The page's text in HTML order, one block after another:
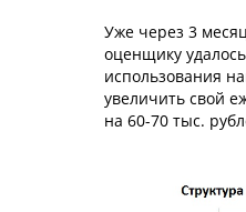
Уже через 3
оценщику
использования
увеличить свой
на 60-70 тыс.